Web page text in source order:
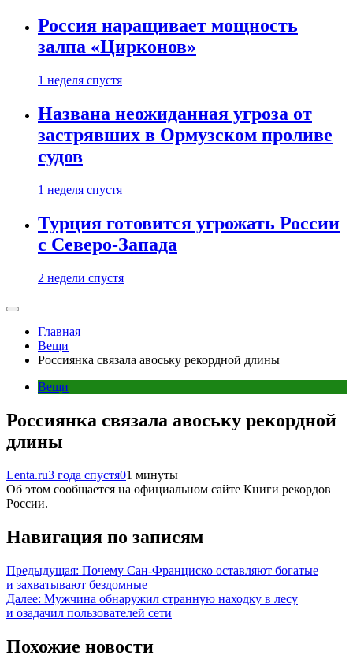
Россия наращивает мощность
залпа «Цирконов»
1 неделя спустя
Названа неожиданная угроза от
застрявших в Ормузском проливе
судов
1 неделя спустя
Турция готовится угрожать России
с Северо-Запада
2 недели спустя
Главная
Вещи
Россиянка связала авоську рекордной длины
Вещи
Россиянка связала авоську рекордной
длины
Lenta.ru3 года спустя01 минуты
Об этом сообщается на официальном сайте Книги рекордов
России.
Навигация по записям
Предыдущая: Почему Сан-Франциско оставляют богатые
и захватывают бездомные
Далее: Мужчина обнаружил странную находку в лесу
и озадачил пользователей сети
Похожие новости